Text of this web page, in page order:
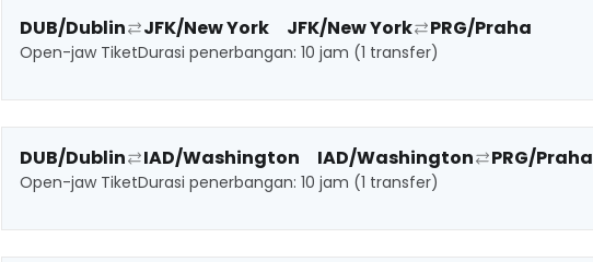
DUB/Dublin JFK/New York JFK/New York PRG/Praha
Open-jaw TiketDurasi penerbangan: 10 jam (1 transfer)
DUB/Dublin IAD/Washington IAD/Washington PRG/Praha
Open-jaw TiketDurasi penerbangan: 10 jam (1 transfer)